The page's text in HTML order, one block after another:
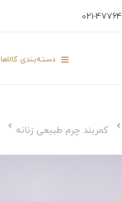
021-47764
دسته‌بندی کالاها
کمربند چرم طبیعی زنانه